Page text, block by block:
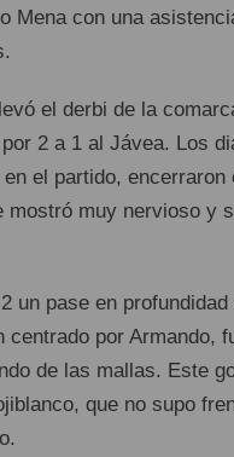
Mena con una
el derbi de la
2 a 1 al Jávea. Los
el partido, encerraron
mostró muy nervioso y
un pase en
centrado por Armando,
de las mallas. Este
que no supo